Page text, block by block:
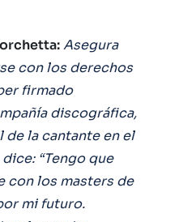
Asegura
con los derechos
firmado
discográfica,
de la cantante en el
“Tengo que
con los masters de
mi futuro.